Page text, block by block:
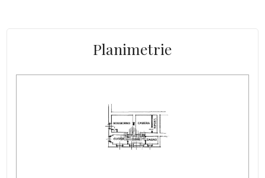
Alimentazione gas cucina: Bombola
Giardino cond.: si
Stato del tetto: buono
Spese Condominiali/anno: no
Planimetrie